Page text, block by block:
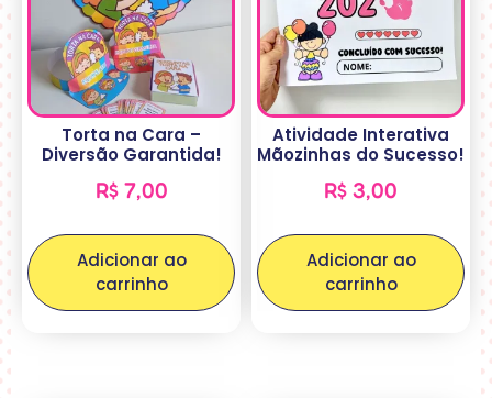
Torta na Cara –
Diversão Garantida!
R$7,00
Adicionar ao
carrinho
Atividade Interativa
Mãozinhas do Sucesso!
R$ 3,00
Adicionar ao
carrinho